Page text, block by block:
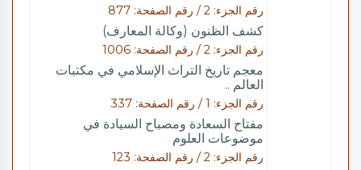
رقم الجزء: 2 / رقم الصفحة: 877
كشف الظنون (وكالة المعارف)
رقم الجزء: 2 / رقم الصفحة: 1006
معجم تاريخ التراث الإسلامي في مكتبات
العالم ..
رقم الجزء: 1 / رقم الصفحة: 337
مفتاح السعادة ومصباح السيادة في
موضوعات العلوم
رقم الجزء: 2 / رقم الصفحة: 123